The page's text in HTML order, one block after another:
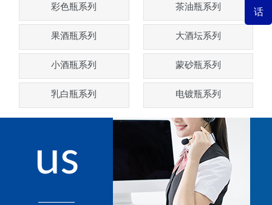
话
彩色瓶系列 茶油瓶系列
果酒瓶系列 大酒坛系列
小酒瓶系列 蒙砂瓶系列
乳白瓶系列 电镀瓶系列
us